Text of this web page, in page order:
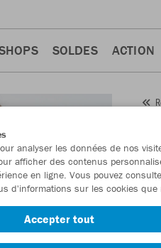
SOLDES ACTION
analyser les données de nos
afficher des contenus
en ligne. Vous pouvez
d'informations sur les cookies
Accepter tout